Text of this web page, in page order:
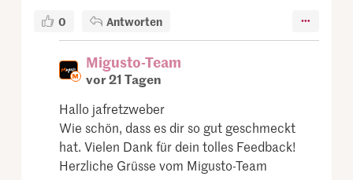
0 Antworten
Migusto-Team
vor 21 Tagen
Hallo jafretzweber
Wie schön, dass es dir so gut geschmeckt
hat. Vielen Dank für dein tolles Feedback!
Herzliche Grüsse vom Migusto-Team